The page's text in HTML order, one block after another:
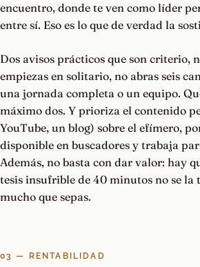
encuentro, donde te ven como líder
entre sí. Eso es lo que de verdad la
Dos avisos prácticos que son criterio,
empiezas en solitario, no abras seis
una jornada completa o un equipo.
máximo dos. Y prioriza el contenido
YouTube, un blog) sobre el efímero,
disponible en buscadores y trabaja
Además, no basta con dar valor: hay
tesis insufrible de 40 minutos no se la
mucho que sepas.
03 — RENTABILIDAD